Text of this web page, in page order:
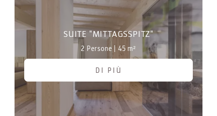
SUITE "MITTAGSSPITZ"
2 Persone 45 m²
DI PIÙ